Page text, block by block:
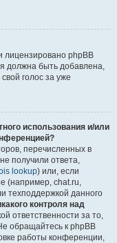
лицензировано phpBB
должна быть добавлена,
голос за уже
использования и/или
перечисленных в
получили ответа,
lookup) или, если
(например, chat.ru,
техподдержкой данного
контроля над
ответственности за то,
обращайтесь к phpBB
работы конференции,